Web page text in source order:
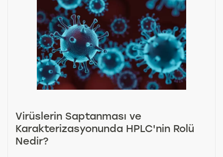
Virüslerin Saptanması ve
Karakterizasyonunda HPLC'nin Rolü
Nedir?